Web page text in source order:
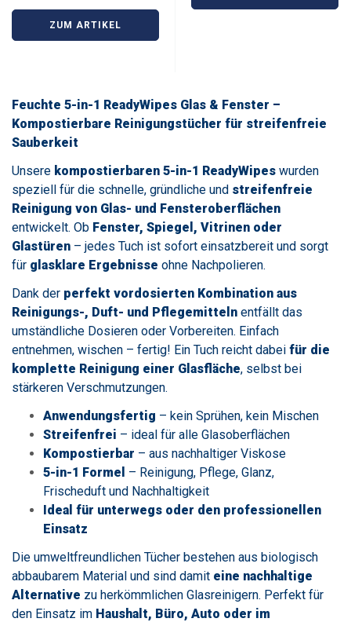
ZUM ARTIKEL
Feuchte 5-in-1 ReadyWipes Glas & Fenster –
Kompostierbare Reinigungstücher für streifenfreie
Sauberkeit
Unsere kompostierbaren 5-in-1 ReadyWipes wurden
speziell für die schnelle, gründliche und streifenfreie
Reinigung von Glas- und Fensteroberflächen
entwickelt. Ob Fenster, Spiegel, Vitrinen oder
Glastüren – jedes Tuch ist sofort einsatzbereit und sorgt
für glasklare Ergebnisse ohne Nachpolieren.
Dank der perfekt vordosierten Kombination aus
Reinigungs-, Duft- und Pflegemitteln entfällt das
umständliche Dosieren oder Vorbereiten. Einfach
entnehmen, wischen – fertig! Ein Tuch reicht dabei für die
komplette Reinigung einer Glasfläche, selbst bei
stärkeren Verschmutzungen.
Anwendungsfertig – kein Sprühen, kein Mischen
Streifenfrei – ideal für alle Glasoberflächen
Kompostierbar – aus nachhaltiger Viskose
5-in-1 Formel – Reinigung, Pflege, Glanz,
Frischeduft und Nachhaltigkeit
Ideal für unterwegs oder den professionellen
Einsatz
Die umweltfreundlichen Tücher bestehen aus biologisch
abbaubarem Material und sind damit eine nachhaltige
Alternative zu herkömmlichen Glasreinigern. Perfekt für
den Einsatz im Haushalt, Büro, Auto oder im